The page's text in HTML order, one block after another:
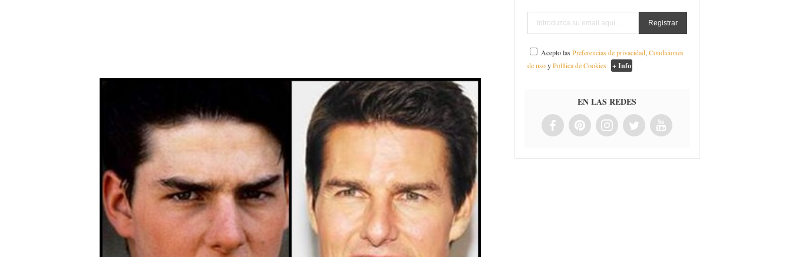
Acepto lasPreferencias de privacidad,Condiciones
de usoyPolítica de Cookies + Info
EN LAS REDES